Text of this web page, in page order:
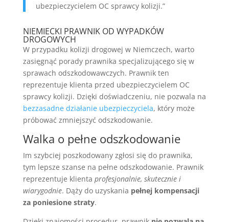
ubezpieczycielem OC sprawcy kolizji.”
NIEMIECKI PRAWNIK OD WYPADKÓW
DROGOWYCH
W przypadku kolizji drogowej w Niemczech, warto
zasięgnąć porady prawnika specjalizującego się w
sprawach odszkodowawczych. Prawnik ten
reprezentuje klienta przed ubezpieczycielem OC
sprawcy kolizji. Dzięki doświadczeniu, nie pozwala na
bezzasadne działanie ubezpieczyciela, który może
próbować zmniejszyć odszkodowanie.
Walka o pełne odszkodowanie
Im szybciej poszkodowany zgłosi się do prawnika,
tym lepsze szanse na pełne odszkodowanie. Prawnik
reprezentuje klienta profesjonalnie, skutecznie i
wiarygodnie. Dąży do uzyskania pełnej kompensacji
za poniesione straty.